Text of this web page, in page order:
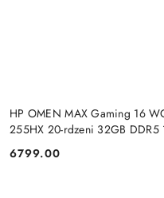
HP OMEN MAX Gaming 16
255HX 20-rdzeni 32GB DDR5
Cena:
6799.00